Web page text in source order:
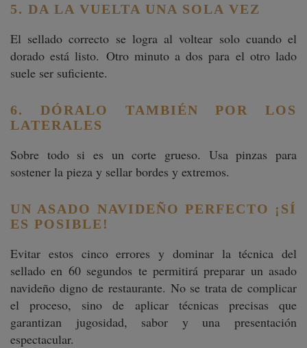
5. DA LA VUELTA UNA SOLA VEZ
El sellado correcto se logra al voltear solo cuando el
dorado está listo. Otro minuto a dos para el otro lado
suele ser suficiente.
6. DÓRALO TAMBIÉN POR LOS
LATERALES
Sobre todo si es un corte grueso. Usa pinzas para
sostener la pieza y sellar bordes y extremos.
UN ASADO NAVIDEÑO PERFECTO ¡SÍ
ES POSIBLE!
Evitar estos cinco errores y dominar la técnica del
sellado en 60 segundos te permitirá preparar un asado
navideño digno de restaurante. No se trata de complicar
el proceso, sino de aplicar técnicas precisas que
garantizan jugosidad, sabor y una presentación
espectacular.